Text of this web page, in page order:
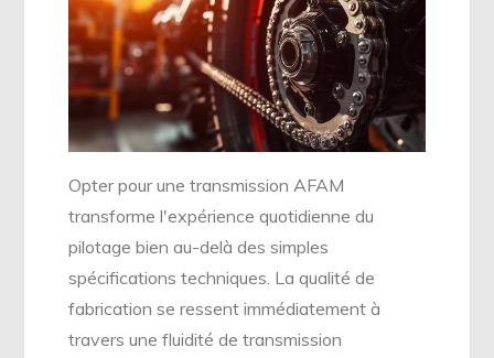
Opter pour une transmission AFAM
transforme l'expérience quotidienne du
pilotage bien au-delà des simples
spécifications techniques. La qualité de
fabrication se ressent immédiatement à
travers une fluidité de transmission